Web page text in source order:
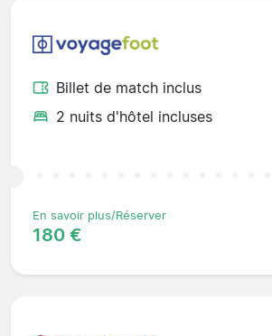
Billet de match inclus
2 nuits d'hôtel incluses
En savoir plus/Réserver
180 €